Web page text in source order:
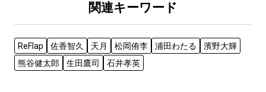
関連キーワード
ReFlap 佐香智久 天月 松岡侑李 浦田わたる
濱野大輝
熊谷健太郎
生田鷹司 石井孝英